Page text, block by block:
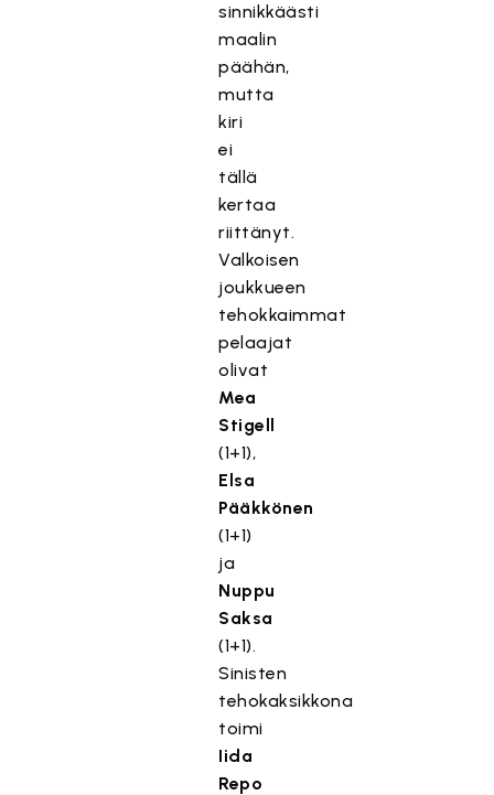
sinnikkäästi
maalin
päähän,
mutta
kiri
ei
tällä
kertaa
riittänyt.
Valkoisen
joukkueen
tehokkaimmat
pelaajat
olivat
Mea
Stigell
(1+1),
Elsa
Pääkkönen
(1+1)
ja
Nuppu
Saksa
(1+1).
Sinisten
tehokaksikkona
toimi
Iida
Repo